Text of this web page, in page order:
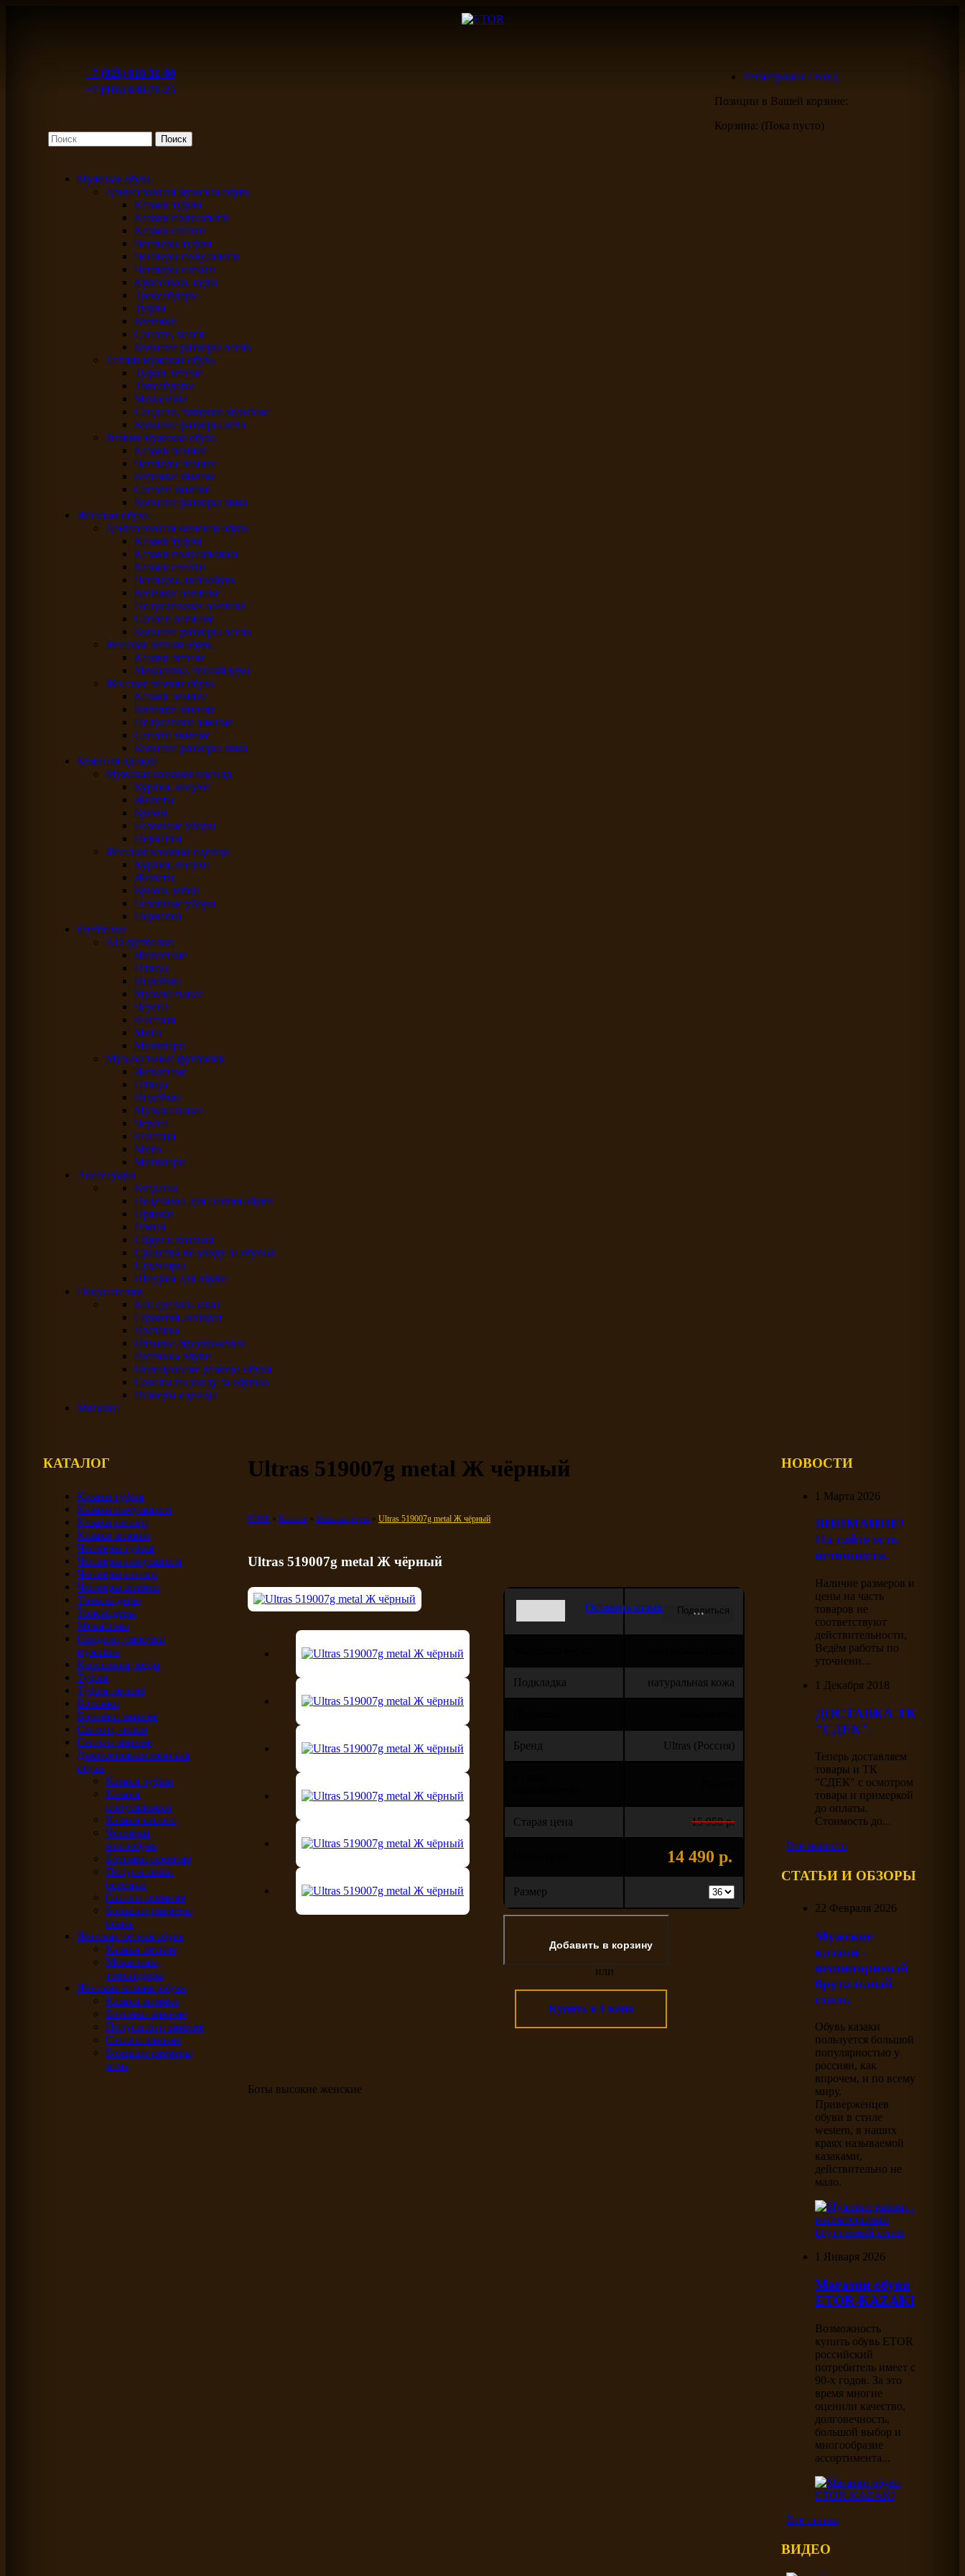
+7 (925) 910-31-00
+7 (916) 630-71-25
Регистрация / Вход
Позиции в Вашей корзине:
Корзина: (Пока пусто)
Мужская обувь
Демисезонная мужская обувь
Казаки туфли
Казаки полусапоги
Казаки сапоги
Чопперы туфли
Чопперы полусапоги
Чопперы сапоги
Кроссовки, кеды
Трексайдеры
Туфли
Ботинки
Сапоги, челси
Большие размеры осень
Летняя мужская обувь
Туфли летние
Топсайдеры
Мокасины
Сандали, тапочки мужские
Большие размеры лето
Зимняя мужская обувь
Казаки зимние
Чопперы зимние
Ботинки зимние
Сапоги зимние
Большие размеры зима
Женская обувь
Демисезонная женская обувь
Казаки туфли
Казаки полусапожки
Казаки сапоги
Чопперы, мотообувь
Ботинки осенние
Полусапожки осенние
Сапоги осенние
Большие размеры осень
Женская летняя обувь
Казаки летние
Мокасины, топсайдеры
Женская зимняя обувь
Казаки зимние
Ботинки зимние
Полусапоги зимние
Сапоги зимние
Большие размеры зима
Кожаная одежда
Мужская кожаная одежда
Куртки, косухи
Жилеты
Брюки
Головные уборы
Перчатки
Женская кожаная одежда
Куртки, косухи
Жилеты
Брюки, юбки
Головные уборы
Перчатки
Футболки
3-D футболки
Животные
Птицы
Индейцы
Музыкальные
Черепа
Фэнтази
Мото
Милитари
Музыкальные футболки
Животные
Птицы
Индейцы
Музыкальные
Черепа
Фэнтази
Мото
Милитари
Аксессуары
Банданы
Подставка для снятия обуви
Пряжки
Ремни
Сбруя к казакам
Средства по уходу за обувью
Сувениры
Шнурки для обуви
Покупателям
Как сделать заказ
Гарантия, возврат
Доставка
Отзывы, предложения
Растяжка обуви
Определение размера обуви
Советы по уходу за обувью
Размеры одежды
Магазин
КАТАЛОГ
Казаки туфли
Казаки полусапоги
Казаки сапоги
Казаки зимние
Чопперы туфли
Чопперы полусапоги
Чопперы сапоги
Чопперы зимние
Трексайдеры
Топсайдеры
Мокасины
Сандали, тапочки
мужские
Кроссовки, кеды
Туфли
Туфли летние
Ботинки
Ботинки зимние
Сапоги, челси
Сапоги зимние
Демисезонная женская
обувь
Казаки туфли
Казаки
полусапожки
Казаки сапоги
Чопперы,
мотообувь
Ботинки осенние
Полусапожки
осенние
Сапоги осенние
Большие размеры
осень
Женская летняя обувь
Казаки летние
Мокасины,
топсайдеры
Женская зимняя обувь
Казаки зимние
Ботинки зимние
Полусапоги зимние
Сапоги зимние
Большие размеры
зима
Ultras 519007g metal Ж чёрный
ETOR Каталог Женская обувь Ultras 519007g metal Ж чёрный
Ultras 519007g metal Ж чёрный
Оставить отзыв
Подкладка натуральная кожа
Бренд Ultras (Россия)
Старая цена 15 950 р.
14 490 р.
Размер
или
Купить в 1 клик
Боты высокие женские
НОВОСТИ
1 Марта 2026
ВНИМАНИЕ!
На сайте есть
неточности.
Наличие размеров и
цены на часть
товаров не
соответствуют
действительности,
Ведём работы по
уточнени...
1 Декабря 2018
ДОСТАВКА ТК
"СДЕК".
Теперь доставляем
товары и ТК
"СДЕК" с осмотром
товара и примеркой
до оплаты.
Стоимость до...
Все новости
СТАТЬИ И ОБЗОРЫ
22 Февраля 2026
Мужские
казаки -
неповторимый
брутальный
стиль
Обувь казаки
пользуется большой
популярностью у
россиян, как
впрочем, и по всему
миру.
Приверженцев
обуви в стиле
western, в наших
краях называемой
казаками,
действительно не
мало.
1 Января 2026
Магазин обуви
ETOR-KAZAKI
Возможность
купить обувь ETOR
российский
потребитель имеет с
90-х годов. За это
время многие
оценили качество,
долговечность,
большой выбор и
многообразие
ассортимента...
Все статьи
ВИДЕО